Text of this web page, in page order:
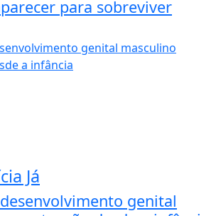
para sobreviver
Já
genital